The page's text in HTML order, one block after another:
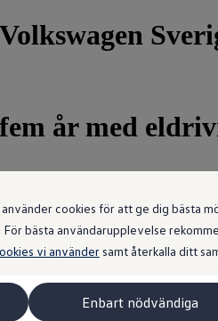
cookies för att ge dig bästa
bästa användarupplevelse
vi användersamt återkalla ditt
Enbart nödvändiga
år med